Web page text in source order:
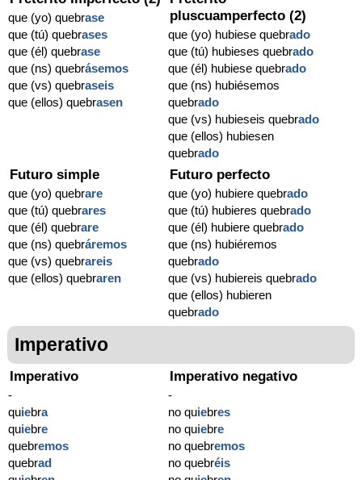
que (yo) quebrase
que (tú) quebrases
que (él) quebrase
que (ns) quebrásemos
que (vs) quebraseis
que (ellos) quebrasen
pluscuamperfecto (2)
que (yo) hubiese quebrado
que (tú) hubieses quebrado
que (él) hubiese quebrado
que (ns) hubiésemos
quebrado
que (vs) hubieseis quebrado
que (ellos) hubiesen
quebrado
Futuro simple
que (yo) quebrare
que (tú) quebrares
que (él) quebrare
que (ns) quebráremos
que (vs) quebrareis
que (ellos) quebraren
Futuro perfecto
que (yo) hubiere quebrado
que (tú) hubieres quebrado
que (él) hubiere quebrado
que (ns) hubiéremos
quebrado
que (vs) hubiereis quebrado
que (ellos) hubieren
quebrado
Imperativo
Imperativo
-
quiebra
quiebre
quebremos
quebrad
Imperativo negativo
-
no quiebres
no quiebre
no quebremos
no quebréis